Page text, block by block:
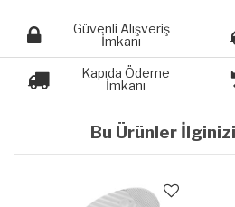
Güvenli Alışveriş
İmkanı
Kapıda Ödeme
İmkanı
Bu Ürünler